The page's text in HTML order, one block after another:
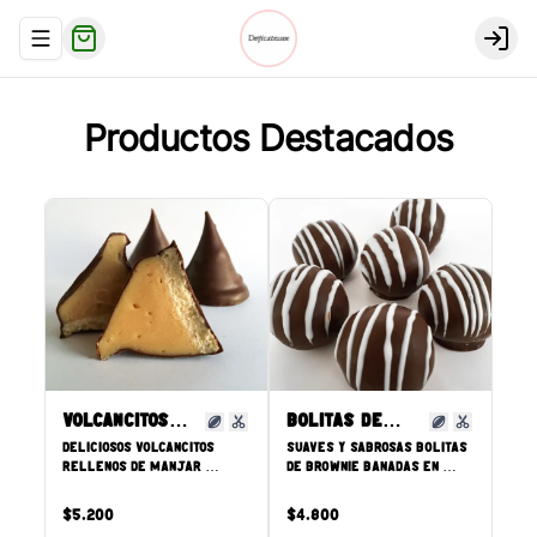
Abrir menu de navegación Login
Productos Destacados
Volcancitos
base galleta
Deliciosos volcancitos
rellenos de manjar
una base suave de galleta
y bañado en chocolate.
$5.200
Bolitas de
bownie
Suaves y sabrosas bolitas
de brownie bañadas en
decoradas con chocolate
blanco.
$4.800